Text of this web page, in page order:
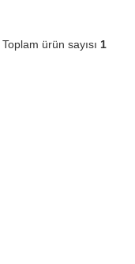
Toplam ürün sayısı 1